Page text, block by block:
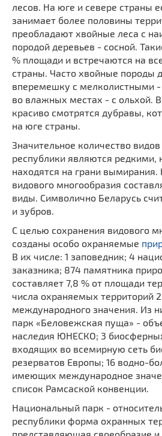
лесов. На юге и севере страны
занимает более половины
преобладают хвойные леса с
породой деревьев - сосной.
% площади и встречаются на
страны. Часто хвойные породы
вперемешку с мелколистными -
во влажных местах - с ольхой.
красиво смотрятся дубравы,
на юге страны.
Значительное количество
республики являются редкими,
находятся на грани
видового многообразия
виды. Символично Беларусь
и зубров.
С целью сохранения видового
созданы особо охраняемые
В их числе: 1 заповедник; 4
заказника; 874 памятника
составляет 7,8 % от площади
числа охраняемых территорий
международного значения. Из
парк «Беловежская пуща» -
наследия ЮНЕСКО; 3
входящих во всемирную сеть
резерватов Европы; 16 водно-
имеющих международное
список Рамсаской конвенции.
Национальный парк -
республики форма охранных
представляющая своеобразие и